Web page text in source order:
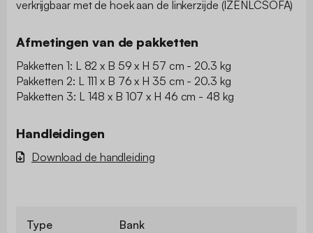
verkrijgbaar met de hoek aan de linkerzijde (IZENLCSOFA)
Afmetingen van de pakketten
Pakketten 1: L 82 x B 59 x H 57 cm - 20.3 kg
Pakketten 2: L 111 x B 76 x H 35 cm - 20.3 kg
Pakketten 3: L 148 x B 107 x H 46 cm - 48 kg
Handleidingen
Download de handleiding
Type Bank